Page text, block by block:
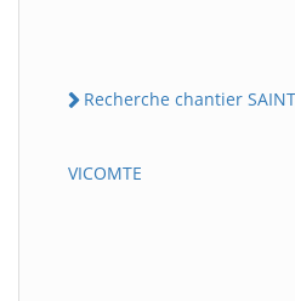
Recherche chantier
VICOMTE